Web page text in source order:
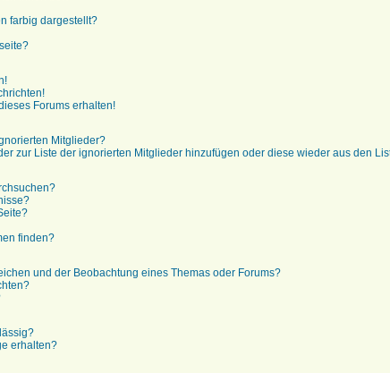
farbig dargestellt?
Forums erhalten!
Mitglieder?
zur Liste der ignorierten Mitglieder hinzufügen oder diese wieder aus den
finden?
und der Beobachtung eines Themas oder Forums?
erhalten?